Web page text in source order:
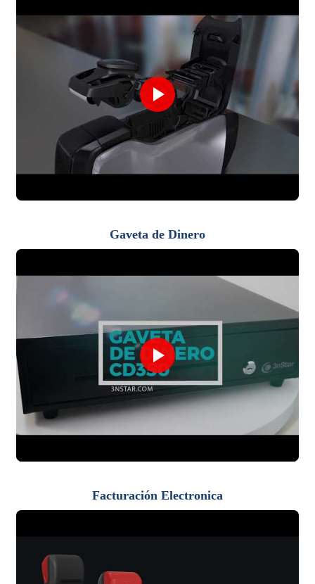
Gaveta de Dinero
Facturación Electronica